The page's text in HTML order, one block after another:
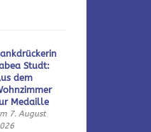
Studt:
dem
Medaille
7. August